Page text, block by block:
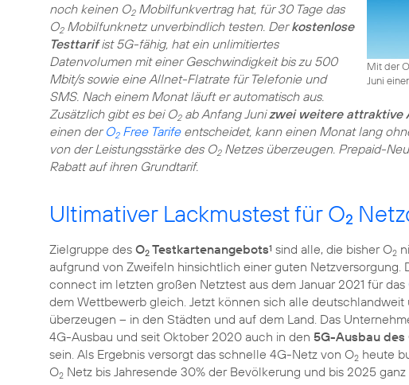
Mit der O
Juni
noch keinen O2Mobilfunkvertrag hat, für 30 Tage das
O2Mobilfunknetz unverbindlich testen. Derkostenlose
Testtarifist 5G-fähig, hat ein unlimitiertes
Datenvolumen mit einer Geschwindigkeit bis zu 500
Mbit/s sowie eine Allnet-Flatrate für Telefonie und
SMS. Nach einem Monat läuft er automatisch aus.
Zusätzlich gibt es bei O2ab Anfang Junizwei weitere attraktive
einen der O2Free Tarifeentscheidet, kann einen Monat lang
von der Leistungsstärke des O2Netzes überzeugen. Prepaid-
Rabatt auf ihren Grundtarif.
Ultimativer Lackmustest für O2
Zielgruppe des O2 Testkartenangebots1 sind alle, die bisher O2
aufgrund von Zweifeln hinsichtlich einer guten Netzversorgung.
connect im letzten großen Netztest aus dem Januar 2021 für das
dem Wettbewerb gleich. Jetzt können sich alle
überzeugen – in den Städten und auf dem Land. Das
4G-Ausbau und seit Oktober 2020 auch in den 5G-Ausbau des
sein. Als Ergebnis versorgt das schnelle 4G-Netz von O2 heute
O2 Netz bis Jahresende 30% der Bevölkerung und bis 2025